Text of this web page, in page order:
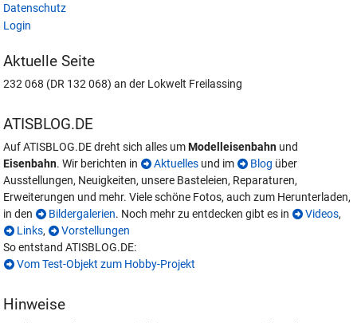
Datenschutz
Login
Aktuelle Seite
232 068 (DR 132 068) an der Lokwelt Freilassing
ATISBLOG.DE
Auf ATISBLOG.DE dreht sich alles umModelleisenbahn und
Eisenbahn. Wir berichten in Aktuelles und im Blog über
Ausstellungen, Neuigkeiten, unsere Basteleien, Reparaturen,
Erweiterungen und mehr. Viele schöne Fotos, auch zum Herunterladen,
in den
Bildergalerien. Noch mehr zu entdecken gibt es in Videos,
Links,
Vorstellungen
So entstand ATISBLOG.DE:
Vom Test-Objekt zum Hobby-Projekt
Hinweise